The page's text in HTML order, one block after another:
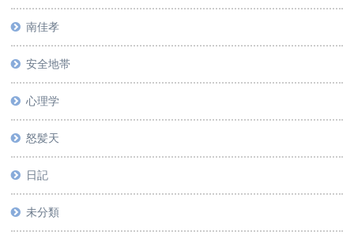
南佳孝
安全地帯
心理学
怒髪天
日記
未分類